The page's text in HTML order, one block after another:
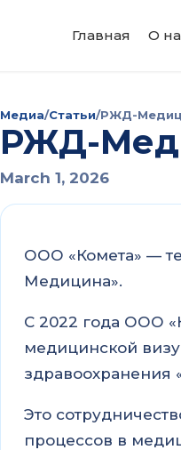
Главная О
Медиа/Статьи/РЖД-
РЖД-
March 1, 2026
ООО «Комета» —
Медицина».
С 2022 года ООО
медицинской
Это
процессов в